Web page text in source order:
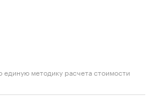
единую методику расчета стоимости